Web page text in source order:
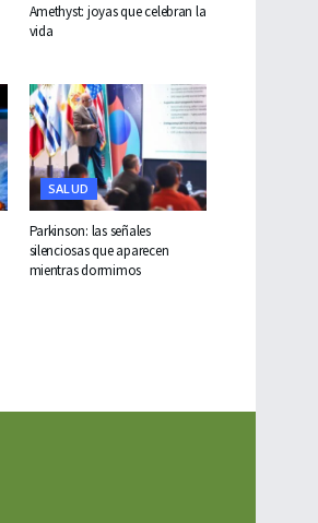
Amethyst: joyas que celebran la
vida
SALUD
Parkinson: las señales
silenciosas que aparecen
mientras dormimos